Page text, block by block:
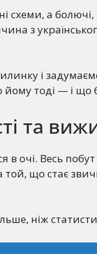
схеми, а
з
і
йому тоді — і що
та
в очі. Весь
що стає
ніж